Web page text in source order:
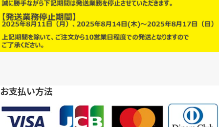
お支払い方法